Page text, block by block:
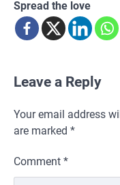
Spread the love
Leave a Reply
Your email address
are marked *
Comment *